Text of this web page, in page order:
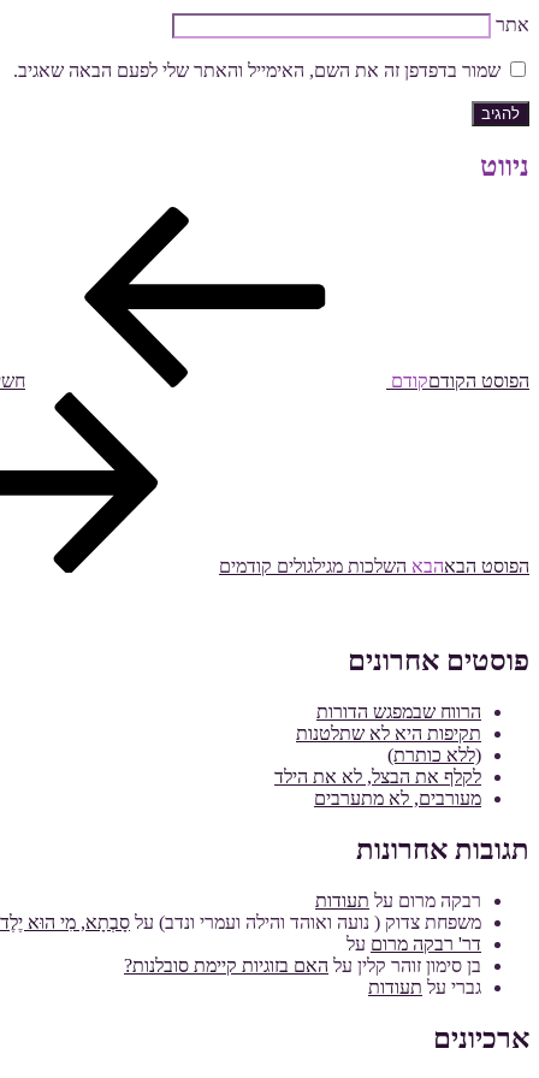
אתר
שמור בדפדפן זה את השם, האימייל והאתר שלי לפעם הבאה שאגיב.
ניווט
הפוסט הקודםקודם
הפוסט הבאהבא השלכות מגילגולים קודמים
פוסטים אחרונים
הרווח שבמפגש הדורות
תקיפות היא לא שתלטנות
(ללא כותרת)
לקלף את הבצל, לא את הילד
מעורבים, לא מתערבים
תגובות אחרונות
רבקה מרום על תעודות
משפחת צדוק ( נועה ואוהד והילה ועמרי ונדב) על סָבְתָא, מִי הוּא
דר' רבקה מרום על
בן סימון זוהר קלין על האם בזוגיות קיימת סובלנות?
גברי על תעודות
ארכיונים